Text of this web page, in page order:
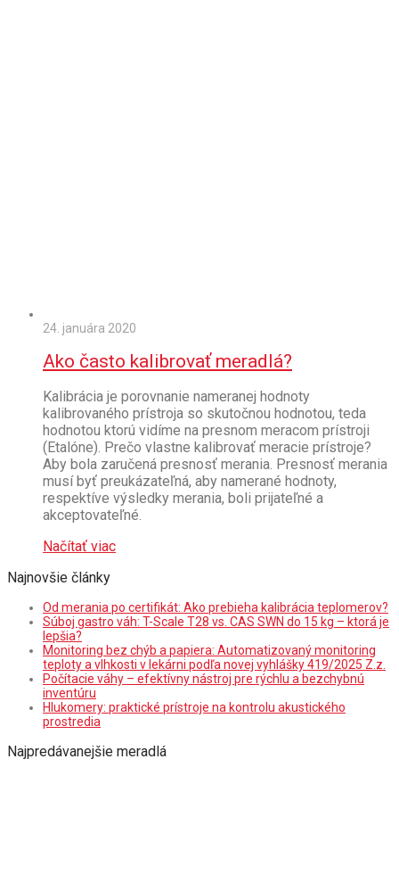
24. januára 2020
Ako často kalibrovať meradlá?
Kalibrácia je porovnanie nameranej hodnoty
kalibrovaného prístroja so skutočnou hodnotou, teda
hodnotou ktorú vidíme na presnom meracom prístroji
(Etalóne). Prečo vlastne kalibrovať meracie prístroje?
Aby bola zaručená presnosť merania. Presnosť merania
musí byť preukázateľná, aby namerané hodnoty,
respektíve výsledky merania, boli prijateľné a
akceptovateľné.
Načítať viac
Najnovšie články
Od merania po certifikát: Ako prebieha kalibrácia teplomerov?
Súboj gastro váh: T-Scale T28 vs. CAS SWN do 15 kg – ktorá je
lepšia?
Monitoring bez chýb a papiera: Automatizovaný monitoring
teploty a vlhkosti v lekárni podľa novej vyhlášky 419/2025 Z.z.
Počítacie váhy – efektívny nástroj pre rýchlu a bezchybnú
inventúru
Hlukomery: praktické prístroje na kontrolu akustického
prostredia
Najpredávanejšie meradlá